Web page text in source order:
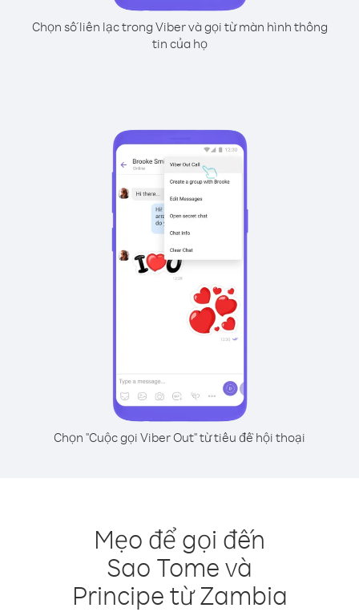
Chọn số liên lạc trong Viber và gọi từ màn hình thông
tin của họ
Chọn "Cuộc gọi Viber Out" từ tiêu đề hội thoại
Mẹo để gọi đến
Sao Tome và
Principe từ Zambia